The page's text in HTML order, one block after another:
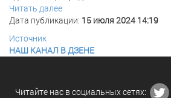
Читать далее
Дата публикации: 15 июля 2024 14:19
Источник
НАШ КАНАЛ В ДЗЕНЕ
Читайте нас в социальных сетях: